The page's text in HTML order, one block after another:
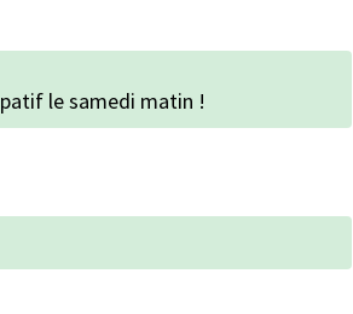
le samedi matin !